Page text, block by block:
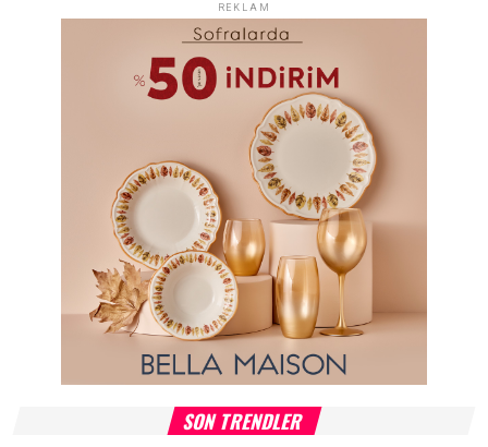
REKLAM
SON TRENDLER